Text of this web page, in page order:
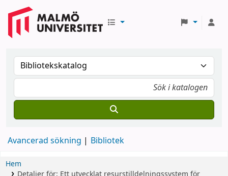
Avancerad sökning Bibliotek
Hem